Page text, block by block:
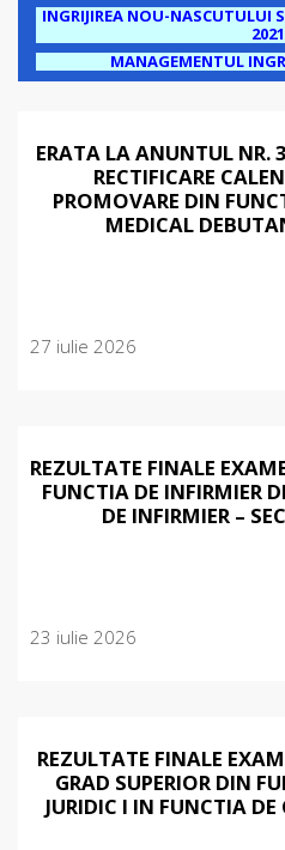
INGRIJIREA NOU-NASCUTULUI
2021
MANAGEMENTUL
ERATA LA ANUNTUL
RECTIFICARE
PROMOVARE DIN
MEDICAL
27 iulie 2026
REZULTATE FINALE
FUNCTIA DE INFIRMIER
DE INFIRMIER –
23 iulie 2026
REZULTATE FINALE
GRAD SUPERIOR DIN
JURIDIC I IN FUNCTIA DE